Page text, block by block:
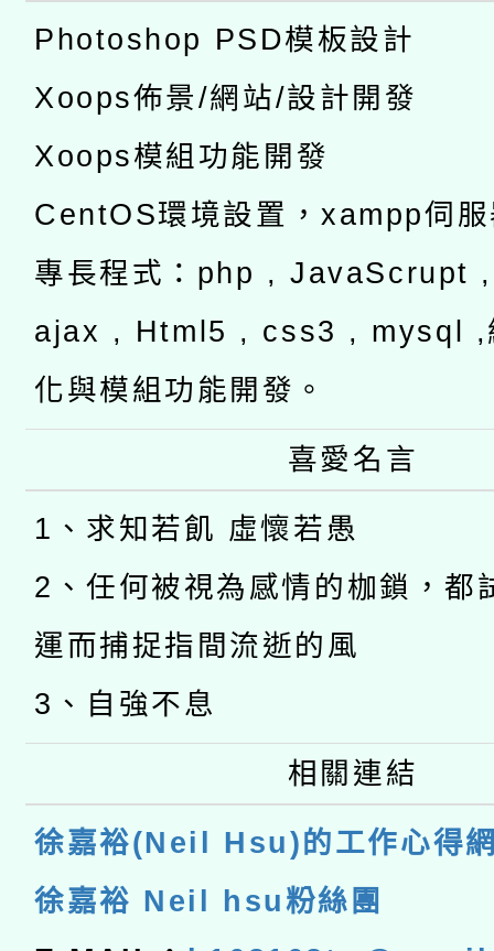
Photoshop PSD模板設計
Xoops佈景/網站/設計開發
Xoops模組功能開發
CentOS環境設置，xampp伺
專長程式：php , JavaScrupt
ajax , Html5 , css3 , mysql ,
化與模組功能開發。
喜愛名言
1、求知若飢 虛懷若愚
2、任何被視為感情的枷鎖，都
運而捕捉指間流逝的風
3、自強不息
相關連結
徐嘉裕(Neil Hsu)的工作心得
徐嘉裕 Neil hsu粉絲團